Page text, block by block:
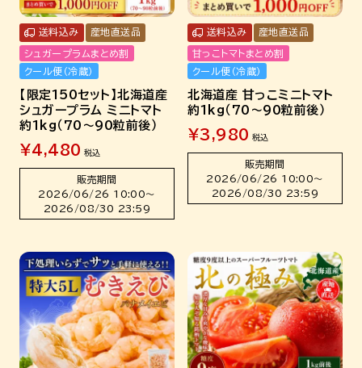
【限定150セット】北海道産
シュガープラム ミニトマト
約1kg（70～90粒前後）
送料込み 産地直送品
シュガープラムまとめ割
クール便（冷蔵）
¥4,480 税込
販売期間
2026/06/26 10:00〜
2026/08/30 23:59
北海道産 甘っこミニトマト
約1kg（70～90粒前後）
送料込み 産地直送品
甘っこトマトまとめ割
クール便（冷蔵）
¥3,980 税込
販売期間
2026/06/26 10:00〜
2026/08/30 23:59